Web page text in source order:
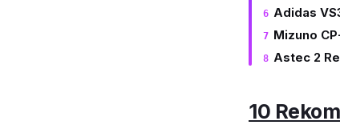
Adidas
Mizuno
Astec 2
10